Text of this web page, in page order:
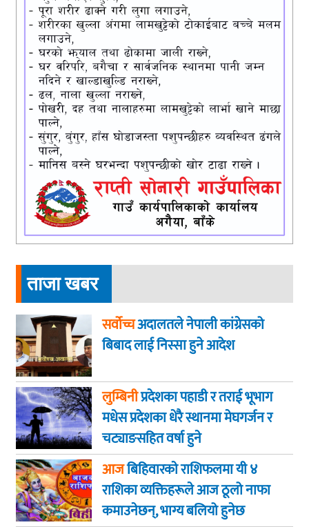
ताजा खबर
सर्वोच्चअदालतले नेपाली कांग्रेसको
बिबाद लाई निस्सा हुने आदेश
लुम्बिनीप्रदेशका पहाडी र तराई भूभाग
मधेस प्रदेशका धेरै स्थानमा मेघगर्जन र
चट्याङसहित वर्षा हुने
आजबिहिवारकाे राशिफलमा यी ४
राशिका व्यक्तिहरूले आज ठूलो नाफा
कमाउनेछन्, भाग्य बलियो हुनेछ